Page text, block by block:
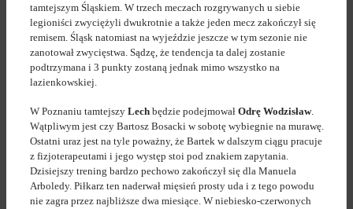
tamtejszym Śląskiem. W trzech meczach rozgrywanych u siebie
legioniści zwyciężyli dwukrotnie a także jeden mecz zakończył się
remisem. Śląsk natomiast na wyjeździe jeszcze w tym sezonie nie
zanotował zwycięstwa. Sądzę, że tendencja ta dalej zostanie
podtrzymana i 3 punkty zostaną jednak mimo wszystko na
lazienkowskiej.
W Poznaniu tamtejszy Lech będzie podejmował Odrę Wodzisław.
Wątpliwym jest czy Bartosz Bosacki w sobotę wybiegnie na murawę.
Ostatni uraz jest na tyle poważny, że Bartek w dalszym ciągu pracuje
z fizjoterapeutami i jego występ stoi pod znakiem zapytania.
Dzisiejszy trening bardzo pechowo zakończył się dla Manuela
Arboledy. Piłkarz ten naderwał mięsień prosty uda i z tego powodu
nie zagra przez najbliższe dwa miesiące. W niebiesko-czerwonych